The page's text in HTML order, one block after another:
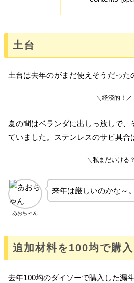
土台
土台は去年のがまだ使えそうだった
＼経済的！／
夏の間はベランダに出しっ放しで、
ていました。ステンレスのサビ具合
＼私まだいける
あおちゃん
来年は厳しいのかな～。
追加材料を100均で購入
去年100均のダイソーで購入した漏